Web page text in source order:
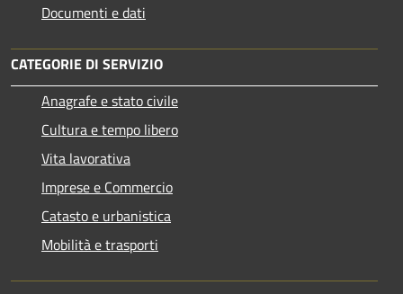
Documenti e dati
CATEGORIE DI SERVIZIO
Anagrafe e stato civile
Cultura e tempo libero
Vita lavorativa
Imprese e Commercio
Catasto e urbanistica
Mobilità e trasporti